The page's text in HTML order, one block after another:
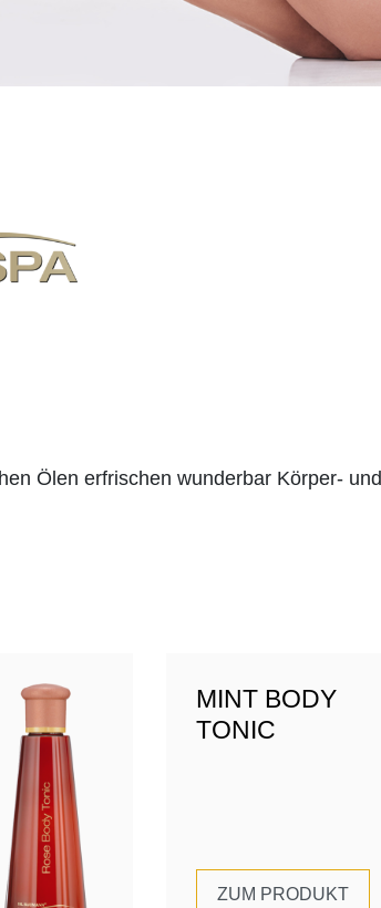
Ölen erfrischen wunderbar Körper- und
MINT BODY
TONIC
ZUM PRODUKT